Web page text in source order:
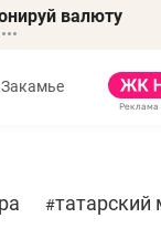
валюту
Закамье
#татарский